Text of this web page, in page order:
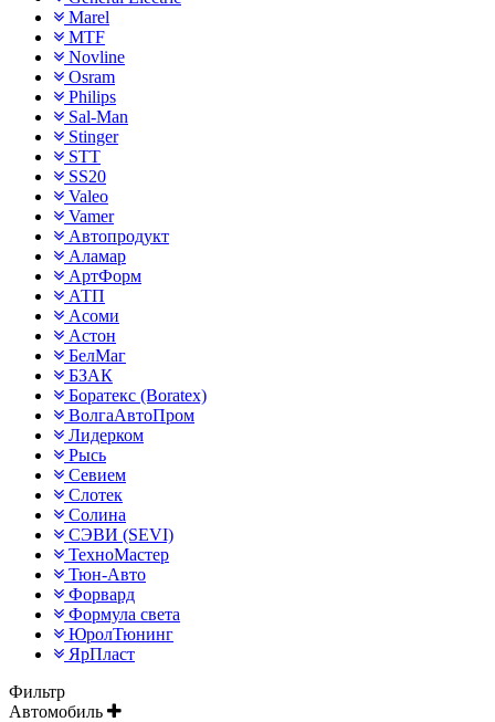
Marel
MTF
Novline
Osram
Philips
Sal-Man
Stinger
STT
SS20
Valeo
Vamer
Автопродукт
Аламар
АртФорм
АТП
Асоми
Астон
БелМаг
БЗАК
Боратекс (Boratex)
ВолгаАвтоПром
Лидерком
Рысь
Севием
Слотек
Солина
СЭВИ (SEVI)
ТехноМастер
Тюн-Авто
Форвард
Формула света
ЮролТюнинг
ЯрПласт
Фильтр
Автомобиль